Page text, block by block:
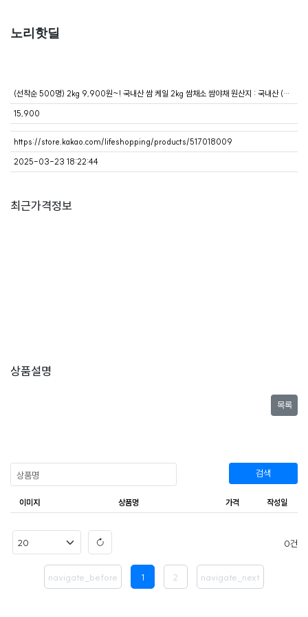
노리핫딜
(선착순 500명) 2kg 9,900원~! 국내산 쌈 케일 2kg 쌈채소 쌈야채 원산지 : 국내산 (경상북도)
15,900
https://store.kakao.com/lifeshopping/products/517018009
2025-03-23 18:22:44
최근가격정보
상품설명
목록
검색
이미지 상품명 가격 작성일
navigate_before 1 2 navigate_next
0